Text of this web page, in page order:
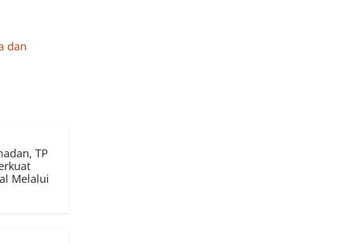
dan
TP
Melalui